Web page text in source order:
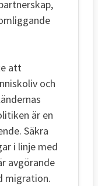
att
och
är en
Säkra
i linje med
avgörande
migration.